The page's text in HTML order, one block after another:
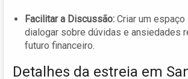
Facilitar a Discussão: Criar um
dialogar sobre dúvidas e ansiedades
futuro financeiro.
Detalhes da estreia em